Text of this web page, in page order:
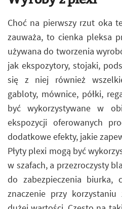
Choć na pierwszy rzut oka
zauważa, to cienka pleksa
używana do tworzenia
jak ekspozytory, stojaki,
się z niej również
gabloty, mównice, półki,
być wykorzystywane w
ekspozycji oferowanych
dodatkowe efekty, jakie
Płyty plexi mogą być
w szafach, a przezroczysty
do zabezpieczenia biurka,
znaczenie przy